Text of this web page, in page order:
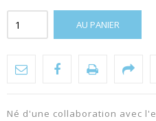
AU PANIER
Né d'une collaboration avec